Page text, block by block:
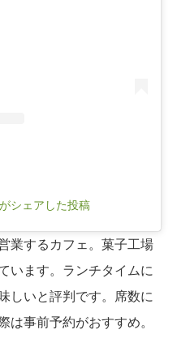
シェアした投稿
業するカフェ。菓子工場
います。ランチタイムに
しいと評判です。席数に
は事前予約がおすすめ。